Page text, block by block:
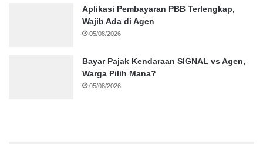
Aplikasi Pembayaran PBB Terlengkap,
Wajib Ada di Agen
05/08/2026
Bayar Pajak Kendaraan SIGNAL vs Agen,
Warga Pilih Mana?
05/08/2026